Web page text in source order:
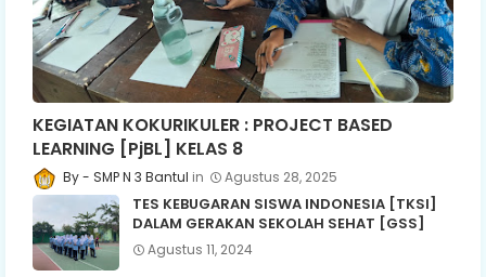
KEGIATAN KOKURIKULER : PROJECT BASED
LEARNING [PjBL] KELAS 8
SMP N 3 Bantul Agustus 28, 2025
TES KEBUGARAN SISWA INDONESIA [TKSI]
DALAM GERAKAN SEKOLAH SEHAT [GSS]
Agustus 11, 2024